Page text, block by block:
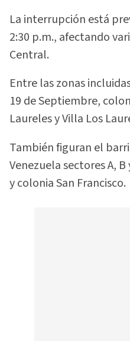
La interrupción está
2:30 p.m., afectando
Central.
Entre las zonas
19 de Septiembre,
Laureles y Villa Los
También figuran el
Venezuela sectores A,
y colonia San Francisco.